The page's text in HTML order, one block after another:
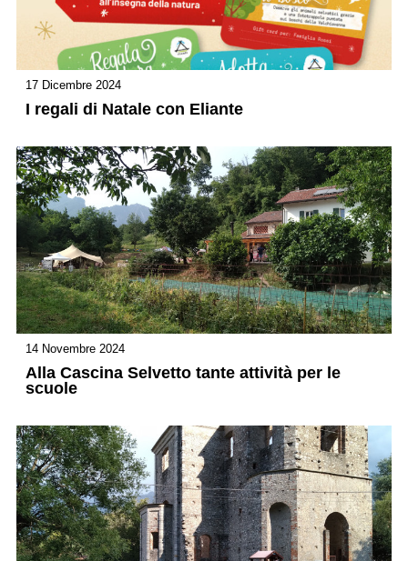
17 Dicembre 2024
I regali di Natale con Eliante
14 Novembre 2024
Alla Cascina Selvetto tante attività per le
scuole